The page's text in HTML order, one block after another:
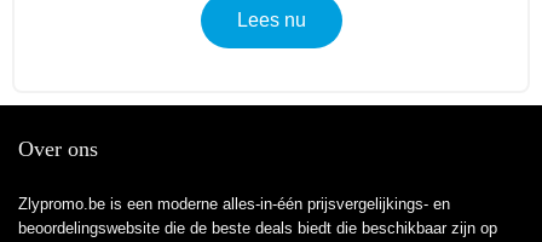
Lees nu
Over ons
Zlypromo.be is een moderne alles-in-één prijsvergelijkings- en
beoordelingswebsite die de beste deals biedt die beschikbaar zijn op